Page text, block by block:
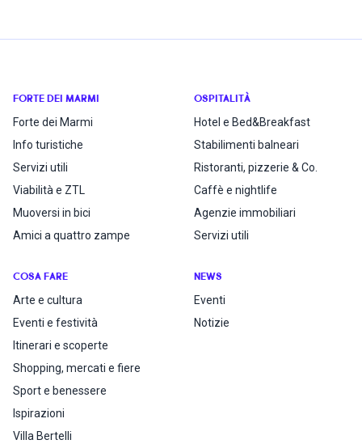
FORTE DEI MARMI
Forte dei Marmi
Info turistiche
Servizi utili
Viabilità e ZTL
Muoversi in bici
Amici a quattro zampe
OSPITALITÀ
Hotel e Bed&Breakfast
Stabilimenti balneari
Ristoranti, pizzerie & Co.
Caffè e nightlife
Agenzie immobiliari
Servizi utili
COSA FARE
Arte e cultura
Eventi e festività
Itinerari e scoperte
Shopping, mercati e fiere
Sport e benessere
Ispirazioni
Villa Bertelli
NEWS
Eventi
Notizie